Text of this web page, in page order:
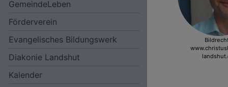
Hauptnavigation
GemeindeLeben
Förderverein
Evangelisches Bildungswerk
Diakonie Landshut
Kalender